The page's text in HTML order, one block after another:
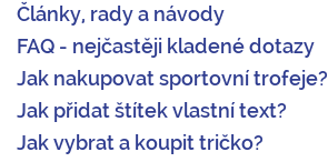
Články, rady a návody
FAQ - nejčastěji kladené dotazy
Jak nakupovat sportovní trofeje?
Jak přidat štítek vlastní text?
Jak vybrat a koupit tričko?